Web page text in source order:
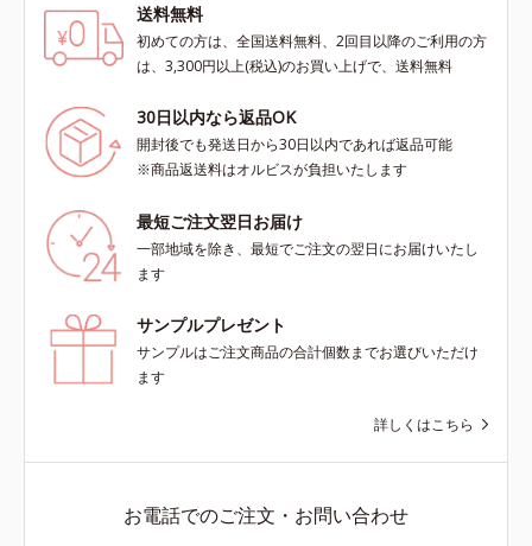
送料無料
初めての方は、全国送料無料、2回目以降のご利用の方
は、3,300円以上(税込)のお買い上げで、送料無料
30日以内なら返品OK
開封後でも発送日から30日以内であれば返品可能
※商品返送料はオルビスが負担いたします
最短ご注文翌日お届け
一部地域を除き、最短でご注文の翌日にお届けいたし
ます
サンプルプレゼント
サンプルはご注文商品の合計個数までお選びいただけ
ます
詳しくはこちら
お電話でのご注文・お問い合わせ